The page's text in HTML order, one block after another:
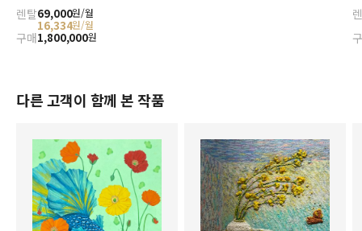
렌탈69,000원/월
16,334원/월
구매1,800,000원
다른 고객이 함께 본 작품